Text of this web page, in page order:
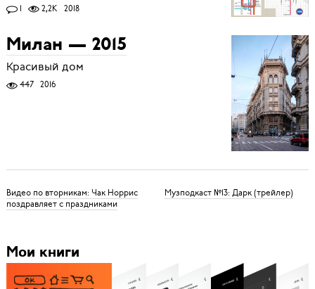
1 2,2K 2018
Милан — 2015
Красивый дом
447 2016
Видео по вторникам: Чак Норрис
поздравляет с праздниками
Музподкаст №13: Дарк (трейлер)
Мои книги